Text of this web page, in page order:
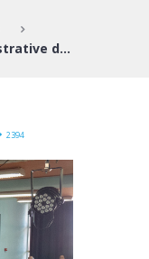
Rentrée de l’équipe administrative du CMDTG
2394